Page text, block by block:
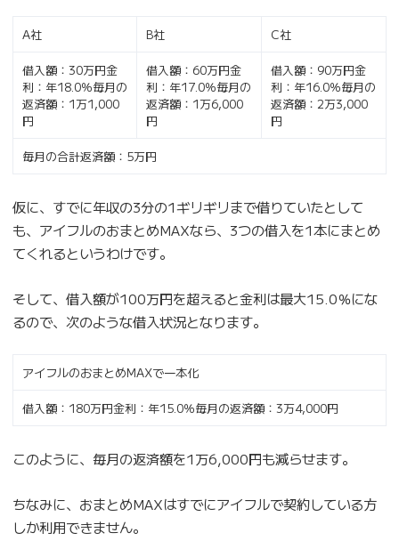
A社 B社 C社
借入額：30万円金
利：年18.0％毎月の
返済額：1万1,000
円
借入額：60万円金
利：年17.0％毎月の
返済額：1万6,000
円
借入額：90万円金
利：年16.0％毎月の
返済額：2万3,000
円
毎月の合計返済額：5万円
仮に、すでに年収の3分の1ギリギリまで借りていたとして
も、アイフルのおまとめMAXなら、3つの借入を1本にまとめ
てくれるというわけです。
そして、借入額が100万円を超えると金利は最大15.0％にな
るので、次のような借入状況となります。
アイフルのおまとめMAXで一本化
借入額：180万円金利：年15.0％毎月の返済額：3万4,000円
このように、毎月の返済額を1万6,000円も減らせます。
ちなみに、おまとめMAXはすでにアイフルで契約している方
しか利用できません。